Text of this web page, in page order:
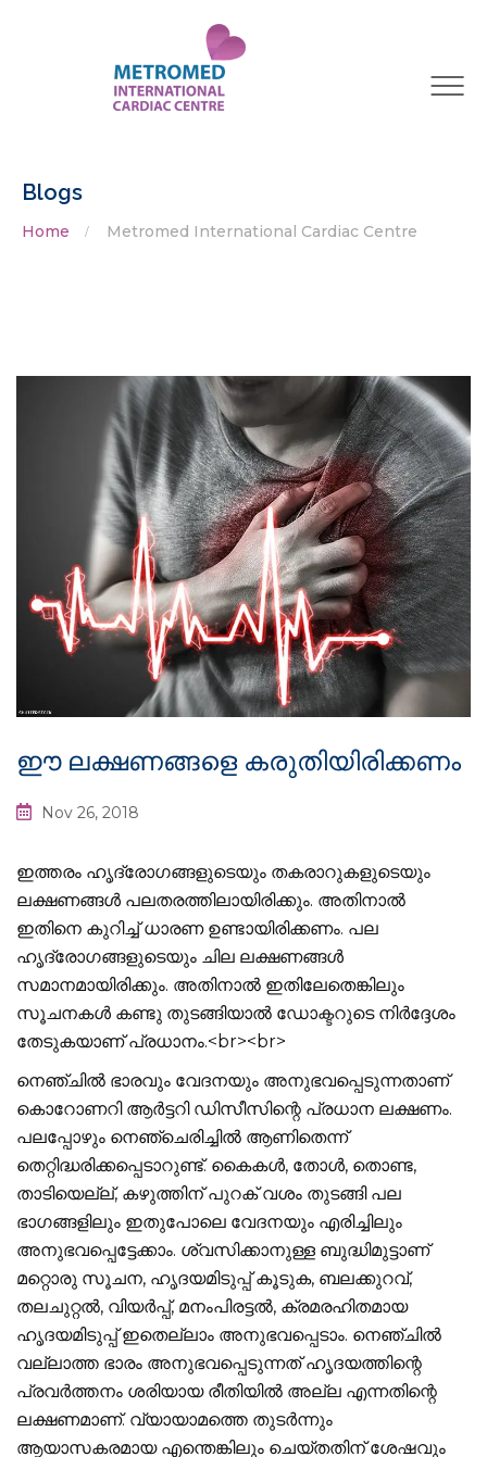
Blogs
Home Metromed International Cardiac Centre
ഈ ലക്ഷണങ്ങളെ കരുതിയിരിക്കണം
Nov 26, 2018
ഇത്തരം ഹൃദ്രോഗങ്ങളുടെയും തകരാറുകളുടെയും
ലക്ഷണങ്ങള്‍ പലതരത്തിലായിരിക്കും. അതിനാല്‍
ഇതിനെ കുറിച്ച് ധാരണ ഉണ്ടായിരിക്കണം. പല
ഹൃദ്രോഗങ്ങളുടെയും ചില ലക്ഷണങ്ങള്‍
സമാനമായിരിക്കും. അതിനാല്‍ ഇതിലേതെങ്കിലും
സൂചനകള്‍ കണ്ടു തുടങ്ങിയാല്‍ ഡോക്ടറുടെ നിര്‍ദ്ദേശം
തേടുകയാണ് പ്രധാനം.<br><br>
നെഞ്ചില്‍ ഭാരവും വേദനയും അനുഭവപ്പെടുന്നതാണ്
കൊറോണറി ആര്‍ട്ടറി ഡിസീസിന്റെ പ്രധാന ലക്ഷണം.
പലപ്പോഴും നെഞ്ചെരിച്ചില്‍ ആണിതെന്ന്
തെറ്റിദ്ധരിക്കപ്പെടാറുണ്ട്. കൈകള്‍, തോള്‍, തൊണ്ട,
താടിയെല്ല്, കഴുത്തിന് പുറക് വശം തുടങ്ങി പല
ഭാഗങ്ങളിലും ഇതുപോലെ വേദനയും എരിച്ചിലും
അനുഭവപ്പെട്ടേക്കാം. ശ്വസിക്കാനുള്ള ബുദ്ധിമുട്ടാണ്
മറ്റൊരു സൂചന, ഹൃദയമിടുപ്പ് കൂടുക, ബലക്കുറവ്,
തലചുറ്റല്‍, വിയര്‍പ്പ്, മനംപിരട്ടല്‍, ക്രമരഹിതമായ
ഹൃദയമിടുപ്പ് ഇതെല്ലാം അനുഭവപ്പെടാം. നെഞ്ചില്‍
വല്ലാത്ത ഭാരം അനുഭവപ്പെടുന്നത് ഹൃദയത്തിന്റെ
പ്രവര്‍ത്തനം ശരിയായ രീതിയില്‍ അല്ല എന്നതിന്റെ
ലക്ഷണമാണ്. വ്യായാമത്തെ തുടര്‍ന്നും
ആയാസകരമായ എന്തെങ്കിലും ചെയ്തതിന് ശേഷവും